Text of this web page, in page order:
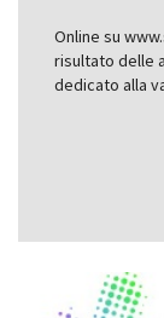
Online su
risultato delle
dedicato alla